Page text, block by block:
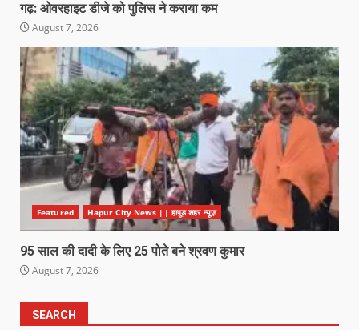
गढ़: ओवरहाइट डीजे को पुलिस ने कराया कम
August 7, 2026
Featured Hapur City News || हापुड़ शहर न्यूज़
95 साल की दादी के लिए 25 पोते बने श्रवण कुमार
August 7, 2026
SEARCH